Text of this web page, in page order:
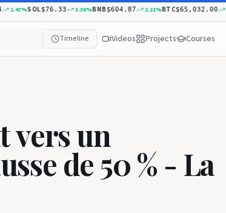
%SOL$76.33 3.38%BNB$604.87 2.21%BTC$65,032.00 0.07
Timeline Videos Projects Courses
vers un
de 50 % - La